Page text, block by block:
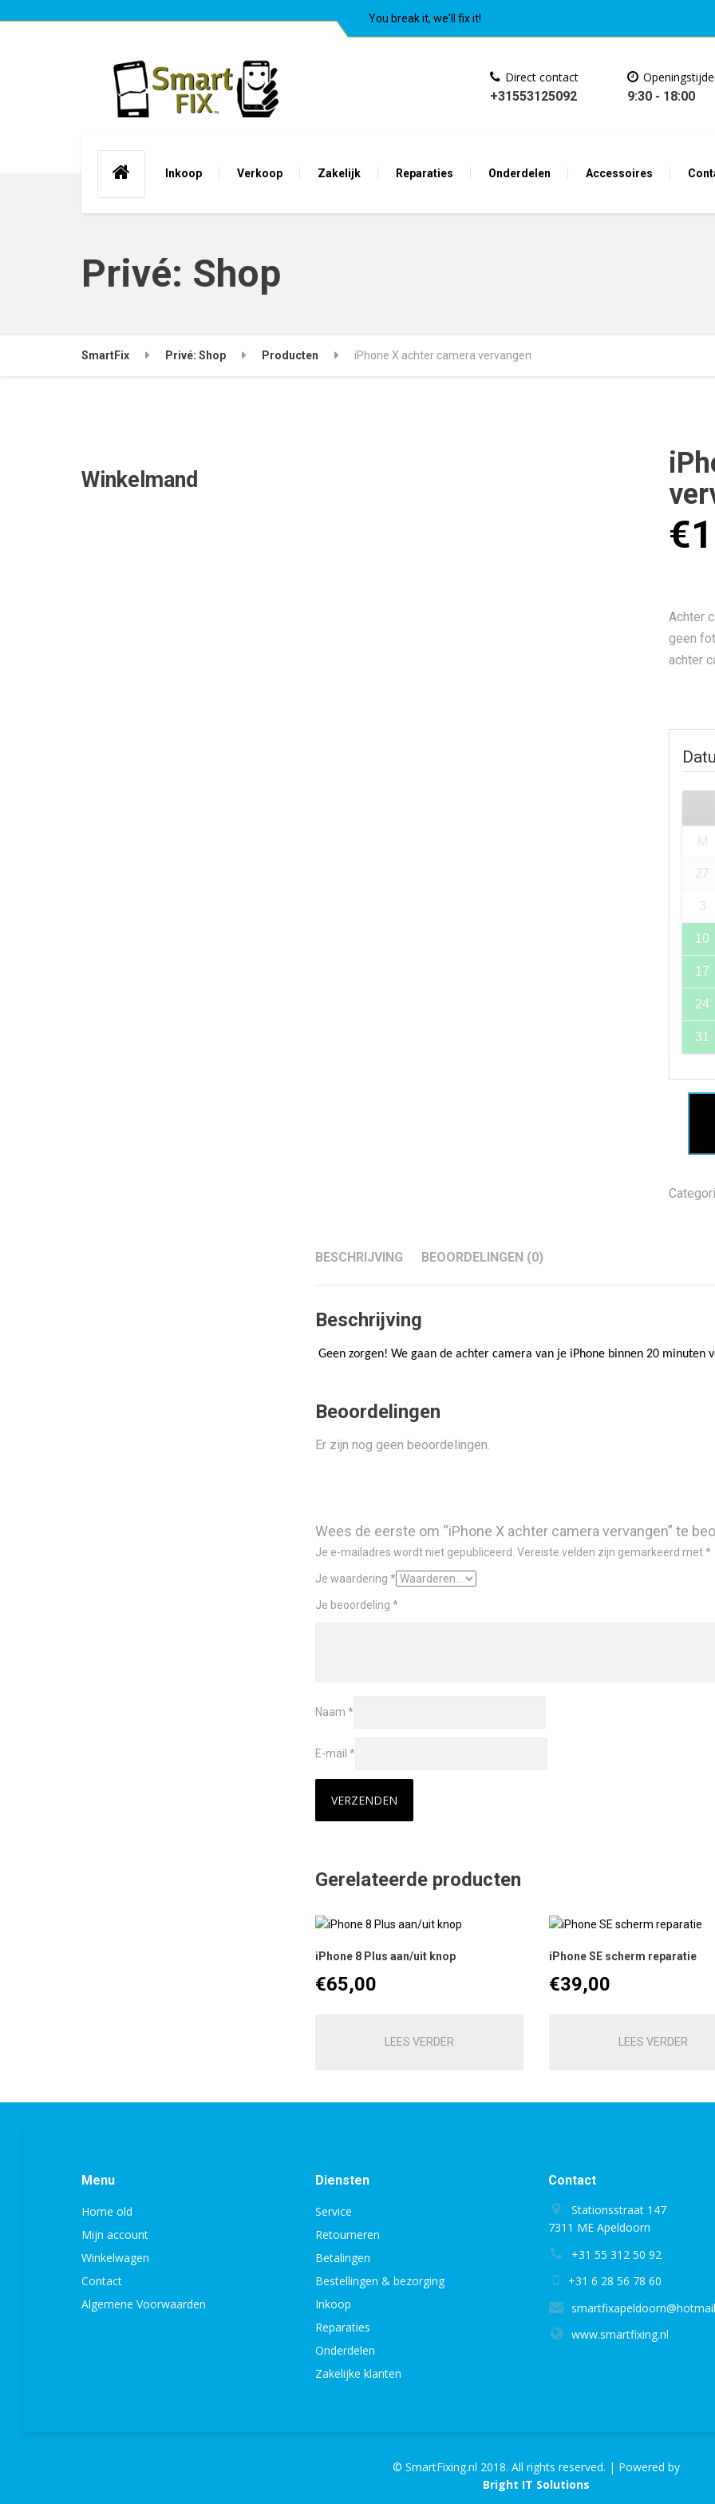
You break it, we'll fix it!
Inkoop Verkoop Zakelijk Reparaties Onderdelen Accessoires
Direct contact
+31553125092
9:30 - 18:00
Privé: Shop
SmartFix Privé: Shop Producten iPhone X achter camera vervangen
€
Achter
geen
achter
M
27
3
10
17
24
31
BESCHRIJVING BEOORDELINGEN (0)
Beschrijving
Geen zorgen! We gaan de achter camera van je iPhone binnen 20 minuten
Beoordelingen
Er zijn nog geen beoordelingen.
Wees de eerste om “iPhone X achter camera vervangen” te
Je e-mailadres wordt niet gepubliceerd. Vereiste velden zijn gemarkeerd met*
Je waardering *
Je beoordeling *
Naam *
E-mail *
Gerelateerde producten
iPhone 8 Plus aan/uit knop
€65,00
LEES VERDER
iPhone SE scherm reparatie
€39,00
LEES VERDER
Winkelmand
Menu
Home old
Mijn account
Winkelwagen
Contact
Algemene Voorwaarden
Diensten
Service
Retourneren
Betalingen
Bestellingen & bezorging
Inkoop
Reparaties
Onderdelen
Zakelijke klanten
Contact
Stationsstraat 147
7311 ME Apeldoorn
+31 55 312 50 92
+31 6 28 56 78 60
www.smartfixing.nl
© SmartFixing.nl 2018. All rights reserved. | Powered by
Bright IT Solutions